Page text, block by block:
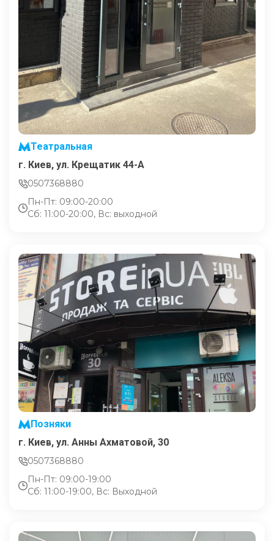
Театральная
г. Киев, ул. Крещатик 44-А
0507368880
Пн-Пт: 09:00-20:00
Сб: 11:00-20:00, Вс: выходной
Позняки
г. Киев, ул. Анны Ахматовой, 30
0507368880
Пн-Пт: 09:00-19:00
Сб: 11:00-19:00, Вс: Выходной